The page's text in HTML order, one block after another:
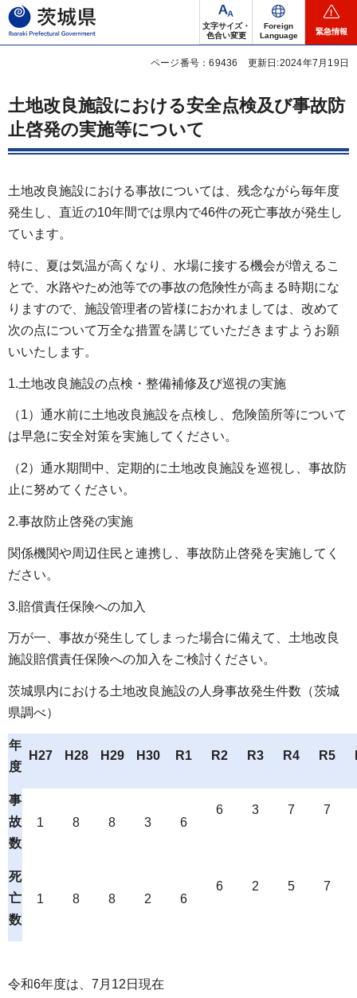
茨城県
文字サイズ・
色合い変更
Foreign
Language
緊急情報
ページ番号：69436 更新日:2024年7月19日
土地改良施設における安全点検及び事故防
止啓発の実施等について
土地改良施設における事故については、残念ながら毎年度
発生し、直近の10年間では県内で46件の死亡事故が発生し
ています。
特に、夏は気温が高くなり、水場に接する機会が増えるこ
とで、水路やため池等での事故の危険性が高まる時期にな
りますので、施設管理者の皆様におかれましては、改めて
次の点について万全な措置を講じていただきますようお願
いいたします。
1.土地改良施設の点検・整備補修及び巡視の実施
（1）通水前に土地改良施設を点検し、危険箇所等について
は早急に安全対策を実施してください。
（2）通水期間中、定期的に土地改良施設を巡視し、事故防
止に努めてください。
2.事故防止啓発の実施
関係機関や周辺住民と連携し、事故防止啓発を実施してく
ださい。
3.賠償責任保険への加入
万が一、事故が発生してしまった場合に備えて、土地改良
施設賠償責任保険への加入をご検討ください。
茨城県内における土地改良施設の人身事故発生件数（茨城
県調べ）
年
度
H27 H28 H29 H30 R1 R2 R3 R4 R5
事
故
数
1 8 8 3 6
6 3 7 7
死
亡
数
1 8 8 2 6
6 2 5 7
令和6年度は、7月12日現在